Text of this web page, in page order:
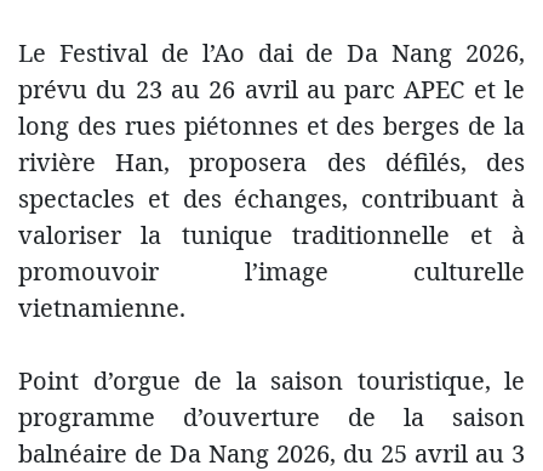
Le Festival de l’Ao dai de Da Nang 2026,
prévu du 23 au 26 avril au parc APEC et le
long des rues piétonnes et des berges de la
rivière Han, proposera des défilés, des
spectacles et des échanges, contribuant à
valoriser la tunique traditionnelle et à
promouvoir l’image culturelle
vietnamienne.
Point d’orgue de la saison touristique, le
programme d’ouverture de la saison
balnéaire de Da Nang 2026, du 25 avril au 3